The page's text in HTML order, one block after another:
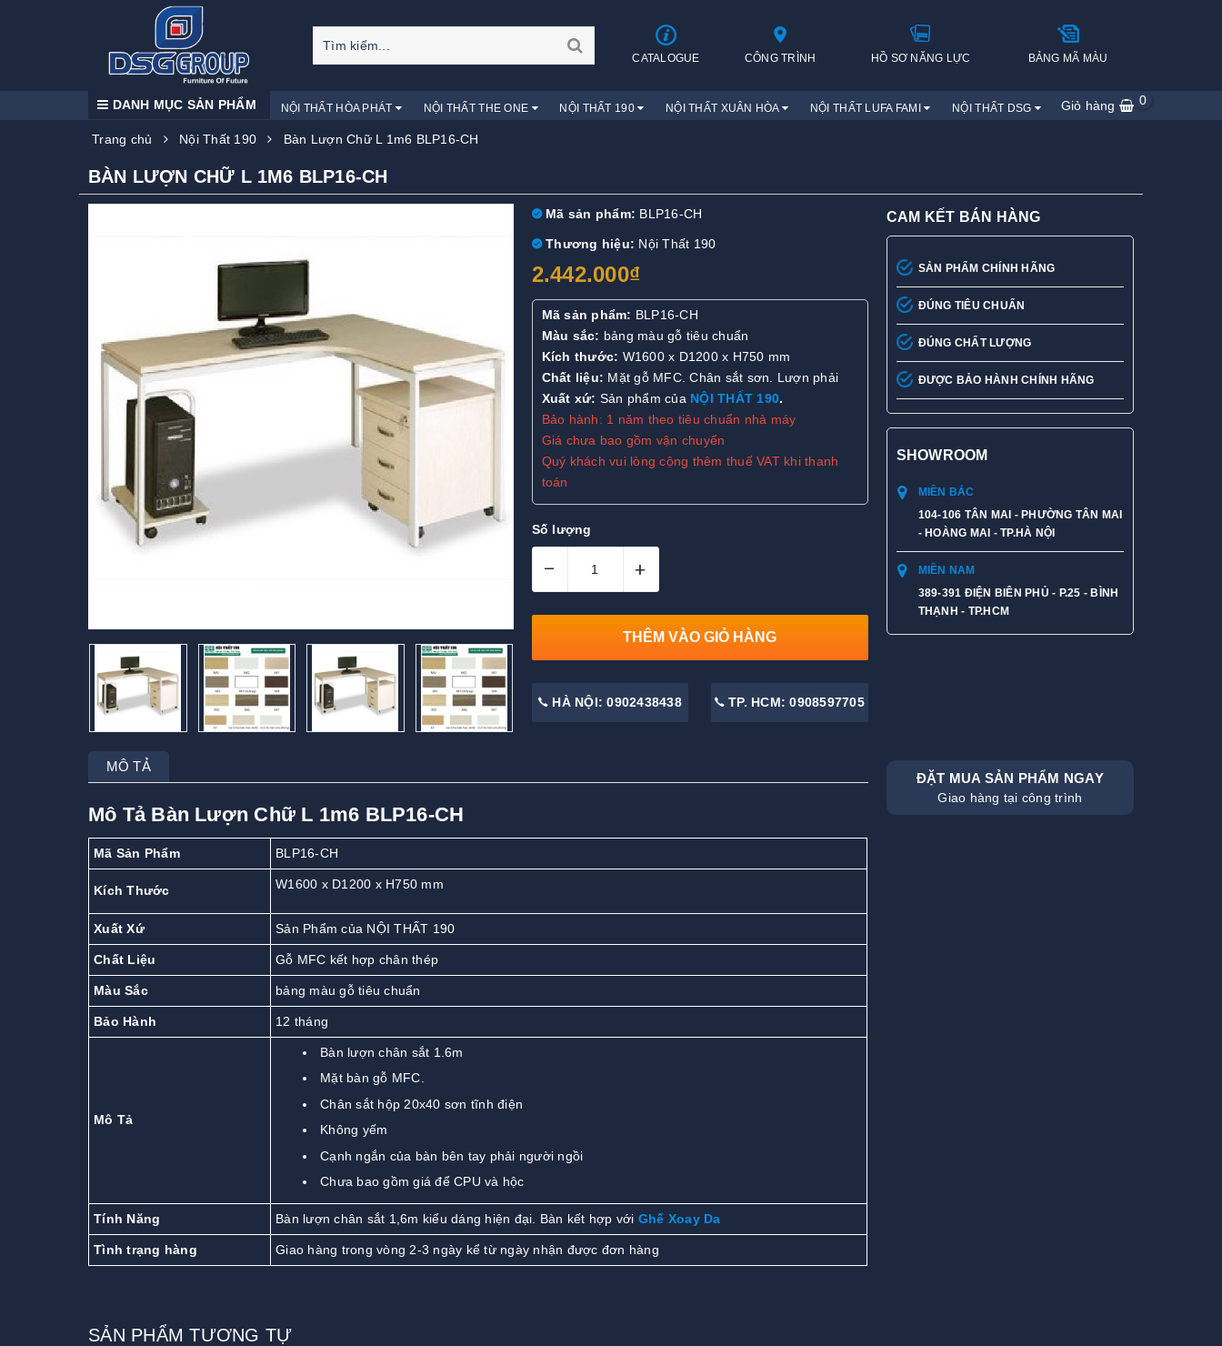
CATALOGUE CÔNG TRÌNH HỒ SƠ NĂNG LỰC BẢNG MÃ MÀU
DANH MỤC SẢN PHẨM NỘI THẤT HÒA PHÁT NỘI THẤT THE ONE NỘI THẤT 190 NỘI THẤT XUÂN HÒA NỘI THẤT LUFA FAMI NỘI THẤT DSG Giỏ hàng 0
Trang chủ Nội Thất 190 Bàn Lượn Chữ L 1m6 BLP16-CH
BÀN LƯỢN CHỮ L 1M6 BLP16-CH
Mã sản phẩm: BLP16-CH
Thương hiệu: Nội Thất 190
2.442.000₫
Mã sản phẩm: BLP16-CH
Màu sắc: bảng màu gỗ tiêu chuẩn
Kích thước: W1600 x D1200 x H750 mm
Chất liệu: Mặt gỗ MFC. Chân sắt sơn. Lượn phải
Xuất xứ: Sản phẩm của NỘI THẤT 190.
Bảo hành: 1 năm theo tiêu chuẩn nhà máy
Giá chưa bao gồm vận chuyển
Quý khách vui lòng cộng thêm thuế VAT khi thanh
toán
Số lượng
– +
THÊM VÀO GIỎ HÀNG
HÀ NỘI: 0902438438 TP. HCM: 0908597705
CAM KẾT BÁN HÀNG
SẢN PHẨM CHÍNH HÃNG
ĐÚNG TIÊU CHUẨN
ĐÚNG CHẤT LƯỢNG
ĐƯỢC BẢO HÀNH CHÍNH HÃNG
SHOWROOM
MIỀN BẮC
104-106 TÂN MAI - PHƯỜNG TÂN MAI
- HOÀNG MAI - TP.HÀ NỘI
MIỀN NAM
389-391 ĐIỆN BIÊN PHỦ - P.25 - BÌNH
THẠNH - TP.HCM
MÔ TẢ
Mô Tả Bàn Lượn Chữ L 1m6 BLP16-CH
Mã Sản Phẩm BLP16-CH
Kích Thước W1600 x D1200 x H750 mm
Xuất Xứ Sản Phẩm của NỘI THẤT 190
Chất Liệu Gỗ MFC kết hợp chân thép
Màu Sắc bảng màu gỗ tiêu chuẩn
Bảo Hành 12 tháng
Mô Tả
Bàn lượn chân sắt 1.6m
Mặt bàn gỗ MFC.
Chân sắt hộp 20x40 sơn tĩnh điện
Không yếm
Cạnh ngắn của bàn bên tay phải người ngồi
Chưa bao gồm giá để CPU và hộc
Tính Năng Bàn lượn chân sắt 1,6m kiểu dáng hiện đại. Bàn kết hợp với Ghế Xoay Da
Tình trạng hàng Giao hàng trong vòng 2-3 ngày kể từ ngày nhận được đơn hàng
ĐẶT MUA SẢN PHẨM NGAY
Giao hàng tại công trình
SẢN PHẨM TƯƠNG TỰ